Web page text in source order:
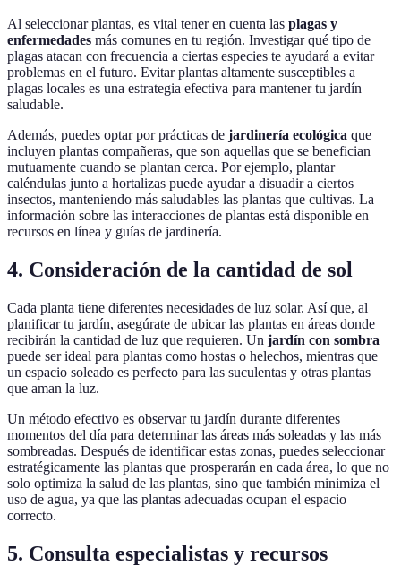
Al seleccionar plantas, es vital tener en cuenta las plagas y
enfermedades más comunes en tu región. Investigar qué tipo de
plagas atacan con frecuencia a ciertas especies te ayudará a evitar
problemas en el futuro. Evitar plantas altamente susceptibles a
plagas locales es una estrategia efectiva para mantener tu jardín
saludable.
Además, puedes optar por prácticas de jardinería ecológica que
incluyen plantas compañeras, que son aquellas que se benefician
mutuamente cuando se plantan cerca. Por ejemplo, plantar
caléndulas junto a hortalizas puede ayudar a disuadir a ciertos
insectos, manteniendo más saludables las plantas que cultivas. La
información sobre las interacciones de plantas está disponible en
recursos en línea y guías de jardinería.
4. Consideración de la cantidad de sol
Cada planta tiene diferentes necesidades de luz solar. Así que, al
planificar tu jardín, asegúrate de ubicar las plantas en áreas donde
recibirán la cantidad de luz que requieren. Un jardín con sombra
puede ser ideal para plantas como hostas o helechos, mientras que
un espacio soleado es perfecto para las suculentas y otras plantas
que aman la luz.
Un método efectivo es observar tu jardín durante diferentes
momentos del día para determinar las áreas más soleadas y las más
sombreadas. Después de identificar estas zonas, puedes seleccionar
estratégicamente las plantas que prosperarán en cada área, lo que no
solo optimiza la salud de las plantas, sino que también minimiza el
uso de agua, ya que las plantas adecuadas ocupan el espacio
correcto.
5. Consulta especialistas y recursos